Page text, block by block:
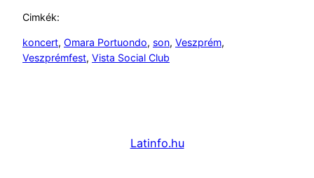
Cimkék:
koncert, Omara Portuondo, son, Veszprém
Veszprémfest, Vista Social Club
Latinfo.hu